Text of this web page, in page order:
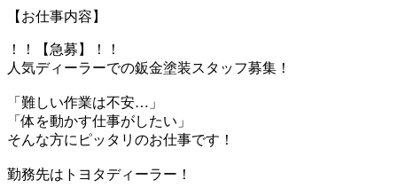
【お仕事内容】
！！【急募】！！
人気ディーラーでの鈑金塗装スタッフ募集！
「難しい作業は不安…」
「体を動かす仕事がしたい」
そんな方にピッタリのお仕事です！
勤務先はトヨタディーラー！